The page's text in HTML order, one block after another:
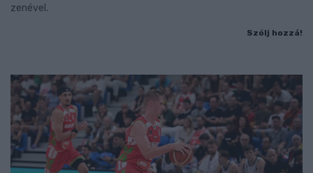
zenével.
Szólj hozzá!